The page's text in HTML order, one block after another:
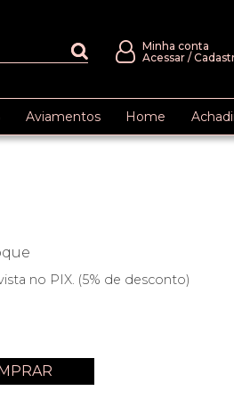
Minha conta
Acessar /
Aviamentos Home
no PIX. (5% de desconto)